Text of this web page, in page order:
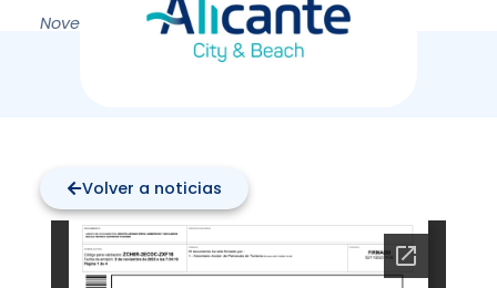
November 3, 2023
Volver a noticias